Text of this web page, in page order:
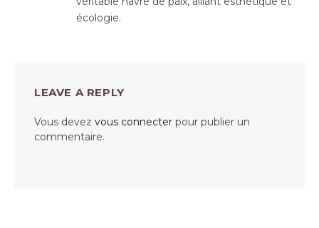
écologie.
LEAVE A REPLY
Vous devez vous connecter pour publier un
commentaire.